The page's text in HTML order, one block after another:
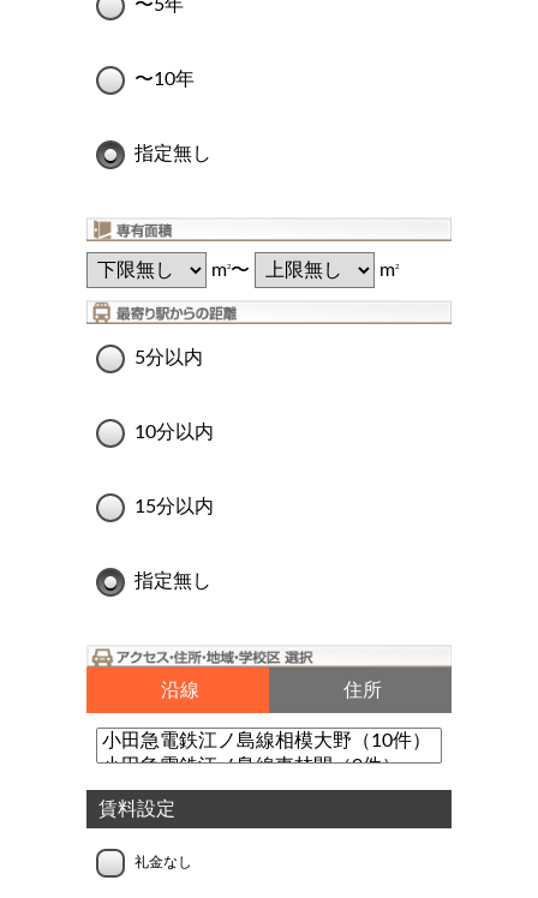
〜5年
〜10年
指定無し
m2〜 m2
5分以内
10分以内
15分以内
指定無し
沿線 住所
賃料設定
礼金なし